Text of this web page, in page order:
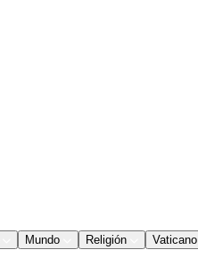
Mundo Religión Vaticano